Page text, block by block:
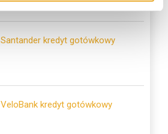
Santander kredyt gotówkowy
VeloBank kredyt gotówkowy